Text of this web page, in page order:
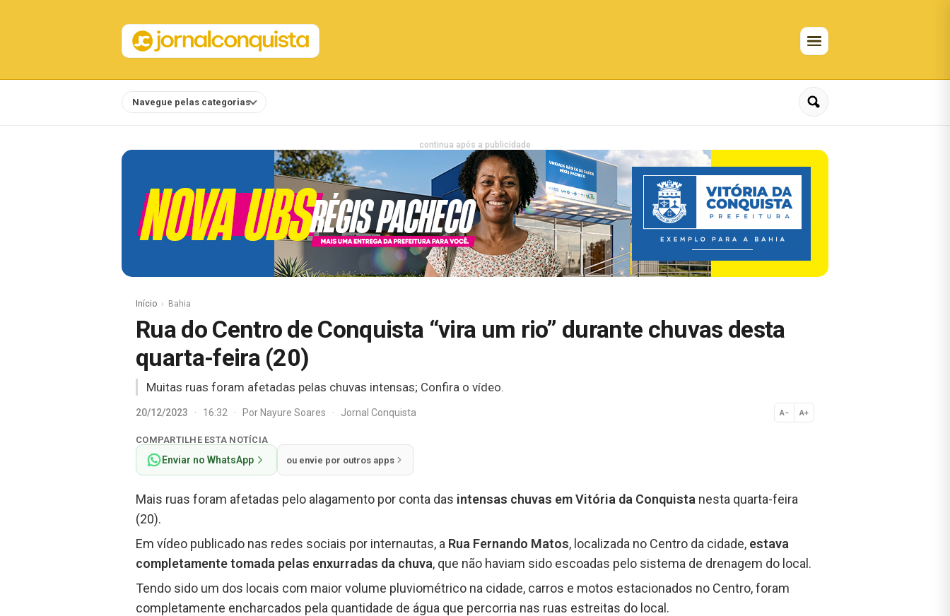
Navegue pelas categorias
continua após a publicidade
Início Bahia
Rua do Centro de Conquista “vira um rio” durante chuvas desta
quarta-feira (20)
Muitas ruas foram afetadas pelas chuvas intensas; Confira o vídeo.
20/12/2023 · 16:32 · PorNayure Soares · Jornal Conquista A− A+
Normal
COMPARTILHE ESTA NOTÍCIA
Enviar no WhatsApp ou envie por outros apps
Mais ruas foram afetadas pelo alagamento por conta das intensas chuvas em Vitória da Conquista nesta quarta-feira
(20).
Em vídeo publicado nas redes sociais por internautas, a Rua Fernando Matos, localizada no Centro da cidade, estava
completamente tomada pelas enxurradas da chuva, que não haviam sido escoadas pelo sistema de drenagem do local.
Tendo sido um dos locais com maior volume pluviométrico na cidade, carros e motos estacionados no Centro, foram
completamente encharcados pela quantidade de água que percorria nas ruas estreitas do local.